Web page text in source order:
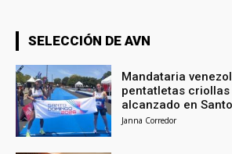
SELECCIÓN DE AVN
Mandataria
pentatletas criollas
alcanzado en
Janna Corredor